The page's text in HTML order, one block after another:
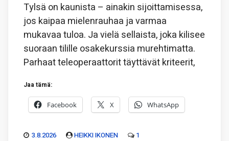
Tylsä on kaunista – ainakin sijoittamisessa,
jos kaipaa mielenrauhaa ja varmaa
mukavaa tuloa. Ja vielä sellaista, joka kilisee
suoraan tilille osakekurssia murehtimatta.
Parhaat teleoperaattorit täyttävät kriteerit,
Jaa tämä:
Facebook X WhatsApp
3.8.2026 HEIKKI IKONEN 1